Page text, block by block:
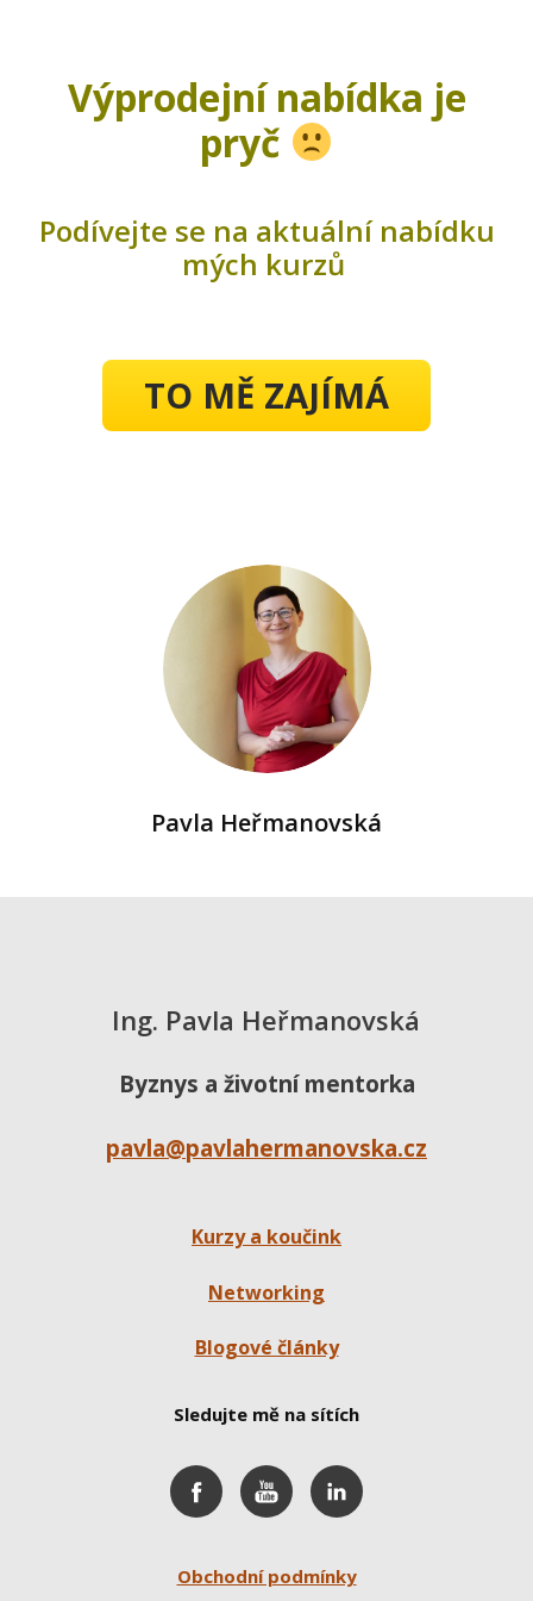
Výprodejní nabídka je
pryč
Podívejte se na aktuální nabídku
mých kurzů
TO MĚ ZAJÍMÁ
Pavla Heřmanovská
Ing. Pavla Heřmanovská
Byznys a životní mentorka
pavla@pavlahermanovska.cz
Kurzy a koučink
Networking
Blogové články
Sledujte mě na sítích
Obchodní podmínky